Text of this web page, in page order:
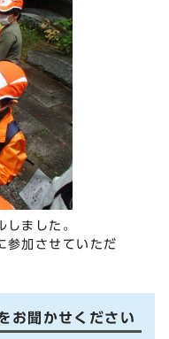
ました。
参加させていただ
お聞かせください